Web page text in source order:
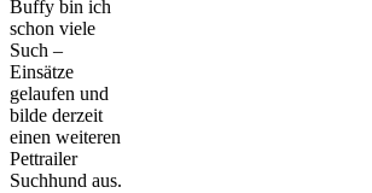
Buffy bin ich
schon viele
Such –
Einsätze
gelaufen und
bilde derzeit
einen weiteren
Pettrailer
Suchhund aus.